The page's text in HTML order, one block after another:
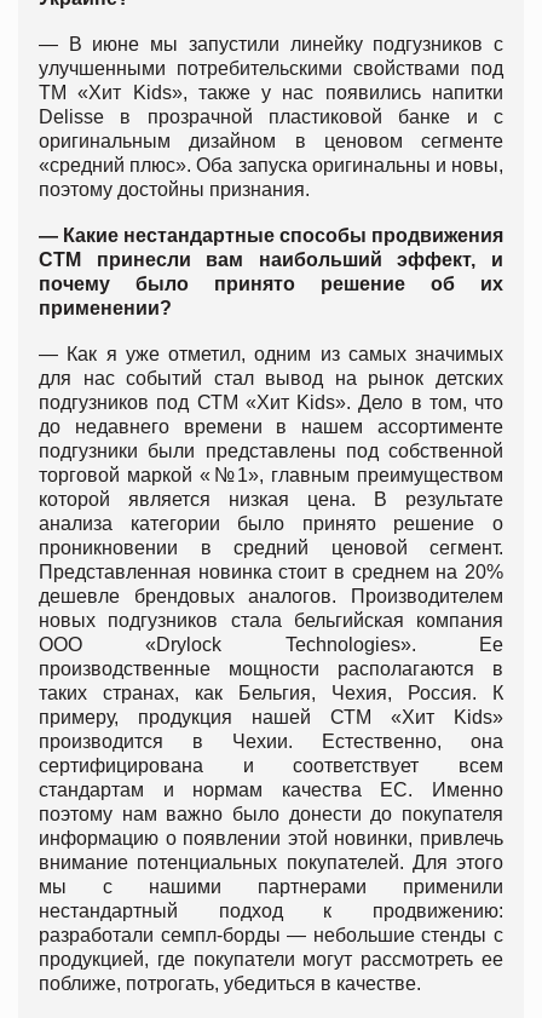
— В июне мы запустили линейку подгузников с
улучшенными потребительскими свойствами под
ТМ «Хит Kids», также у нас появились напитки
Delisse в прозрачной пластиковой банке и с
оригинальным дизайном в ценовом сегменте
«средний плюс». Оба запуска оригинальны и новы,
поэтому достойны признания.
— Какие нестандартные способы продвижения
СТМ принесли вам наибольший эффект, и
почему было принято решение об их
применении?
— Как я уже отметил, одним из самых значимых
для нас событий стал вывод на рынок детских
подгузников под СТМ «Хит Kids». Дело в том, что
до недавнего времени в нашем ассортименте
подгузники были представлены под собственной
торговой маркой «№1», главным преимуществом
которой является низкая цена. В результате
анализа категории было принято решение о
проникновении в средний ценовой сегмент.
Представленная новинка стоит в среднем на 20%
дешевле брендовых аналогов. Производителем
новых подгузников стала бельгийская компания
ООО «Drylock Technologies». Ее
производственные мощности располагаются в
таких странах, как Бельгия, Чехия, Россия. К
примеру, продукция нашей СТМ «Хит Kids»
производится в Чехии. Естественно, она
сертифицирована и соответствует всем
стандартам и нормам качества ЕС. Именно
поэтому нам важно было донести до покупателя
информацию о появлении этой новинки, привлечь
внимание потенциальных покупателей. Для этого
мы с нашими партнерами применили
нестандартный подход к продвижению:
разработали семпл-борды — небольшие стенды с
продукцией, где покупатели могут рассмотреть ее
поближе, потрогать, убедиться в качестве.